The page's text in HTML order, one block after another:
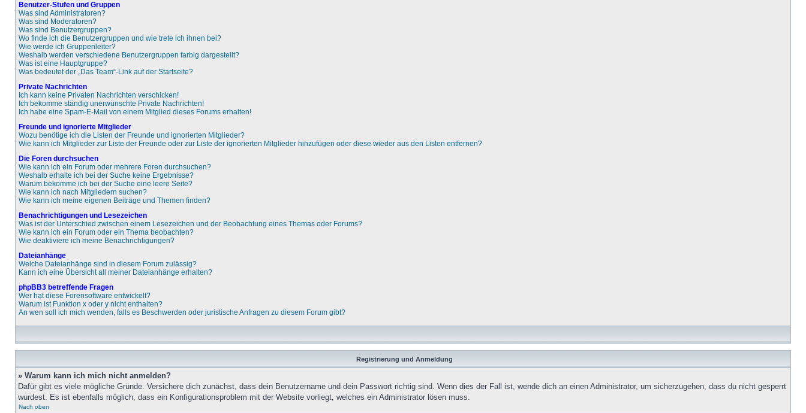
Benutzer-Stufen und Gruppen
Was sind Administratoren?
Was sind Moderatoren?
Was sind Benutzergruppen?
Wo finde ich die Benutzergruppen und wie trete ich ihnen bei?
Wie werde ich Gruppenleiter?
Weshalb werden verschiedene Benutzergruppen farbig dargestellt?
Was ist eine Hauptgruppe?
Was bedeutet der „Das Team“-Link auf der Startseite?
Private Nachrichten
Ich kann keine Privaten Nachrichten verschicken!
Ich bekomme ständig unerwünschte Private Nachrichten!
Ich habe eine Spam-E-Mail von einem Mitglied dieses Forums erhalten!
Freunde und ignorierte Mitglieder
Wozu benötige ich die Listen der Freunde und ignorierten Mitglieder?
Wie kann ich Mitglieder zur Liste der Freunde oder zur Liste der ignorierten Mitglieder hinzufügen oder diese wieder aus den Listen entfernen?
Die Foren durchsuchen
Wie kann ich ein Forum oder mehrere Foren durchsuchen?
Weshalb erhalte ich bei der Suche keine Ergebnisse?
Warum bekomme ich bei der Suche eine leere Seite?
Wie kann ich nach Mitgliedern suchen?
Wie kann ich meine eigenen Beiträge und Themen finden?
Benachrichtigungen und Lesezeichen
Was ist der Unterschied zwischen einem Lesezeichen und der Beobachtung eines Themas oder Forums?
Wie kann ich ein Forum oder ein Thema beobachten?
Wie deaktiviere ich meine Benachrichtigungen?
Dateianhänge
Welche Dateianhänge sind in diesem Forum zulässig?
Kann ich eine Übersicht all meiner Dateianhänge erhalten?
phpBB3 betreffende Fragen
Wer hat diese Forensoftware entwickelt?
Warum ist Funktion x oder y nicht enthalten?
An wen soll ich mich wenden, falls es Beschwerden oder juristische Anfragen zu diesem Forum gibt?
Registrierung und Anmeldung
» Warum kann ich mich nicht anmelden?
Dafür gibt es viele mögliche Gründe. Versichere dich zunächst, dass dein Benutzername und dein Passwort richtig sind. Wenn dies der Fall ist, wende dich an einen Administrator, um sicherzugehen, dass du nicht gesperrt
wurdest. Es ist ebenfalls möglich, dass ein Konfigurationsproblem mit der Website vorliegt, welches ein Administrator lösen muss.
Nach oben